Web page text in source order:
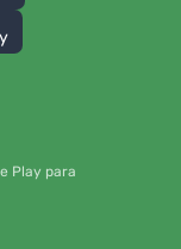
Play para